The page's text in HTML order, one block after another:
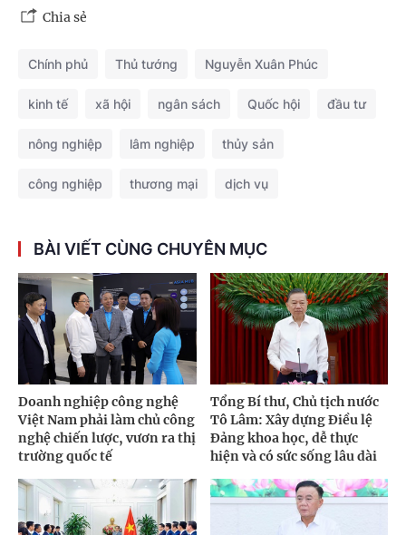
Chia sẻ
Chính phủ Thủ tướng Nguyễn Xuân Phúc
kinh tế xã hội ngân sách Quốc hội đầu tư
nông nghiệp lâm nghiệp thủy sản
công nghiệp thương mại dịch vụ
BÀI VIẾT CÙNG CHUYÊN MỤC
Doanh nghiệp công nghệ
Việt Nam phải làm chủ công
nghệ chiến lược, vươn ra thị
trường quốc tế
Tổng Bí thư, Chủ tịch nước
Tô Lâm: Xây dựng Điều lệ
Đảng khoa học, dễ thực
hiện và có sức sống lâu dài